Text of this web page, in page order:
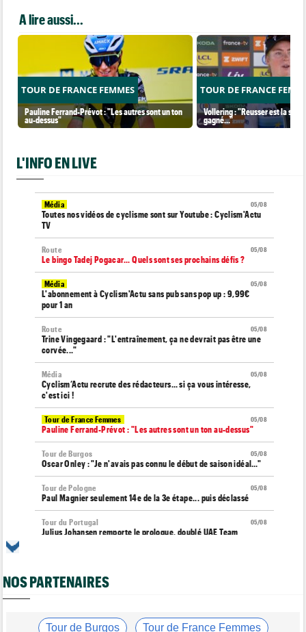
A lire aussi...
TOUR DE FRANCE FEMMES
Pauline Ferrand-Prévot : "Les autres sont un ton
au-dessus"
TOUR DE FRANCE
Vollering : "Reusser est la
gagné..."
L'INFO EN LIVE
05/08
Média
Toutes nos vidéos de cyclisme sont sur Youtube : Cyclism'Actu
TV
05/08
Route
Le bingo Tadej Pogacar... Quels sont ses prochains défis ?
05/08
Média
L'abonnement à Cyclism'Actu sans pub sans pop up : 9,99€
pour 1 an
05/08
Route
Trine Vingegaard : "L'entraînement, ça ne devrait pas être une
corvée..."
05/08
Média
Cyclism’Actu recrute des rédacteurs… si ça vous intéresse,
c'est ici !
05/08
Tour de France Femmes
Pauline Ferrand-Prévot : "Les autres sont un ton au-dessus"
05/08
Tour de Burgos
Oscar Onley : "Je n'avais pas connu le début de saison idéal…"
05/08
Tour de Pologne
Paul Magnier seulement 14e de la 3e étape... puis déclassé
05/08
Tour du Portugal
Julius Johansen remporte le prologue, doublé UAE Team
Marlen Reusser : "C'était différent du Mont Ventoux..."
WorldTour
NOS PARTENAIRES
Tour de Burgos Tour de France Femmes